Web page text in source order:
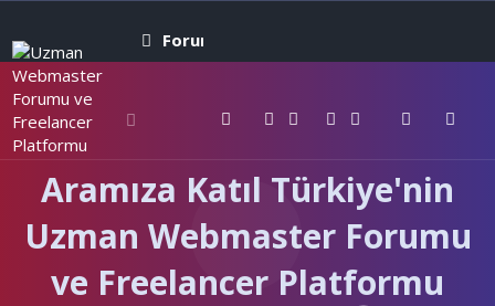
Forumlar
Aramıza Katıl Türkiye'nin
Uzman Webmaster Forumu
ve Freelancer Platformu